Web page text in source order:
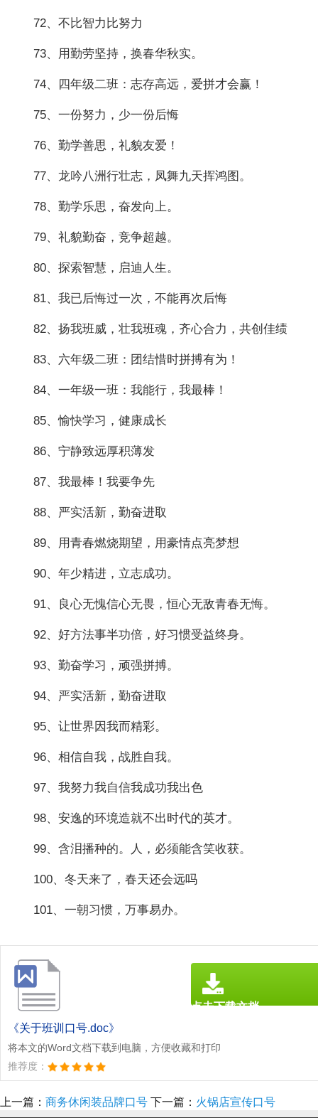
72、不比智力比努力
73、用勤劳坚持，换春华秋实。
74、四年级二班：志存高远，爱拼才会赢！
75、一份努力，少一份后悔
76、勤学善思，礼貌友爱！
77、龙吟八洲行壮志，凤舞九天挥鸿图。
78、勤学乐思，奋发向上。
79、礼貌勤奋，竞争超越。
80、探索智慧，启迪人生。
81、我已后悔过一次，不能再次后悔
82、扬我班威，壮我班魂，齐心合力，共创佳绩
83、六年级二班：团结惜时拼搏有为！
84、一年级一班：我能行，我最棒！
85、愉快学习，健康成长
86、宁静致远厚积薄发
87、我最棒！我要争先
88、严实活新，勤奋进取
89、用青春燃烧期望，用豪情点亮梦想
90、年少精进，立志成功。
91、良心无愧信心无畏，恒心无敌青春无悔。
92、好方法事半功倍，好习惯受益终身。
93、勤奋学习，顽强拼搏。
94、严实活新，勤奋进取
95、让世界因我而精彩。
96、相信自我，战胜自我。
97、我努力我自信我成功我出色
98、安逸的环境造就不出时代的英才。
99、含泪播种的。人，必须能含笑收获。
100、冬天来了，春天还会远吗
101、一朝习惯，万事易办。
《关于班训口号.doc》
将本文的Word文档下载到电脑，方便收藏和打印
推荐度：
点击下载文档
上一篇： 商务休闲装品牌口号 下一篇： 火锅店宣传口号